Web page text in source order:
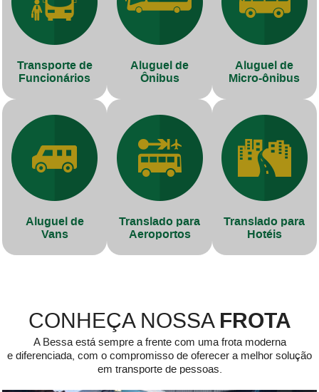
Transporte de
Funcionários
Aluguel de
Ônibus
Aluguel de
Micro-ônibus
Aluguel de
Vans
Translado para
Aeroportos
Translado para
Hotéis
CONHEÇA NOSSA FROTA
A Bessa está sempre a frente com uma frota moderna
e diferenciada, com o compromisso de oferecer a melhor solução
em transporte de pessoas.